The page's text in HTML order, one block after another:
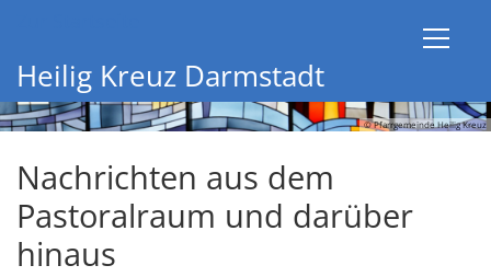
Heilig Kreuz Darmstadt
© Pfarrgemeinde Heilig Kreuz
Nachrichten aus dem
Pastoralraum und darüber
hinaus